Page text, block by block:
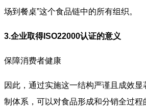
场到餐桌”这个食品链中的所有组织。
3.企业取得ISO22000认证的意义
保障消费者健康
因此，通过实施这一结构严谨且成效
制体系，可以对食品形成和分销全过